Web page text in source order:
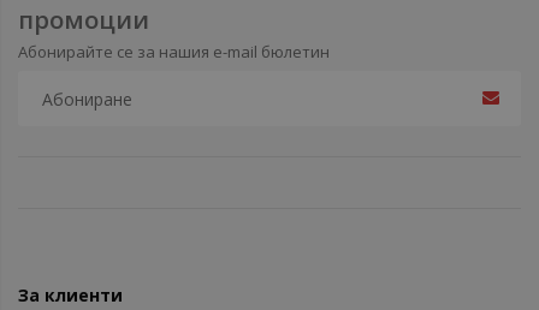
промоции
Абонирайте се за нашия e-mail бюлетин
За клиенти